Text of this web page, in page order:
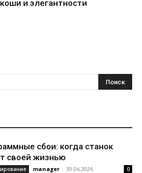
и элегантности
сбои: когда станок
своей жизнью
manager - 30.06.2026 0